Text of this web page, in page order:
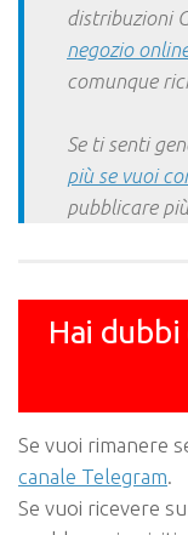
distribuzioni
negozio
comunque
Se ti senti
più se vuoi
pubblicare
Hai
Se vuoi rimanere
canale Telegram.
Se vuoi ricevere